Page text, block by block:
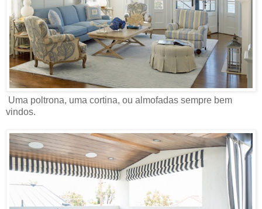
Uma poltrona, uma cortina, ou almofadas sempre bem
vindos.